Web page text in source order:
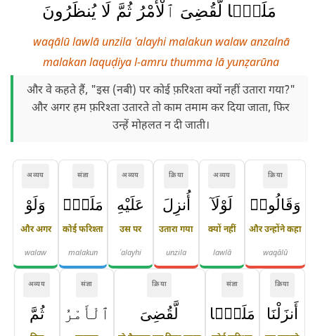
مَلَكًۭا لَّقُضِىَ ٱلْأَمْرُ ثُمَّ لَا يُنظَرُونَ
waqālū lawlā unzila ʿalayhi malakun walaw anzalnā
malakan laquḍiya l-amru thumma lā yunẓarūna
और वे कहते हैं, "इस (नबी) पर कोई फ़रिश्ता क्यों नहीं उतारा गया?"
और अगर हम फ़रिश्ता उतारते तो काम तमाम कर दिया जाता, फिर
उन्हें मोहलत न दी जाती।
क्रिया
وَقَالُوا۟
और उन्होंने कहा
waqālū
अव्यय
لَوْلَآ
क्यों नहीं
lawlā
क्रिया
أُنزِلَ
उतारा गया
unzila
अव्यय
عَلَيْهِ
उस पर
ʿalayhi
संज्ञा
مَلَكٌۭ
कोई फरिश्ता
malakun
अव्यय
وَلَوْ
और अगर
walaw
क्रिया
أَنزَلْنَا
संज्ञा
مَلَكًۭا
क्रिया
لَّقُضِىَ
संज्ञा
ٱلْأَمْرُ
अव्यय
ثُمَّ